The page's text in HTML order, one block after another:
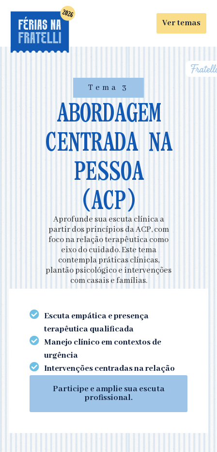
Ver temas
Tema 3
ABORDAGEM
CENTRADA NA
PESSOA
(ACP)
Aprofunde sua escuta clínica a
partir dos princípios da ACP, com
foco na relação terapêutica como
eixo do cuidado. Este tema
contempla práticas clínicas,
plantão psicológico e intervenções
com casais e famílias.
Escuta empática e presença
terapêutica qualificada
Manejo clínico em contextos de
urgência
Intervenções centradas na relação
Participe e amplie sua escuta
profissional.